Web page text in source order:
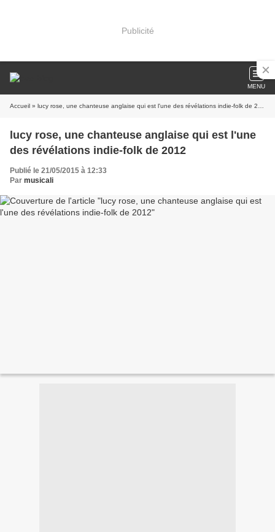
Publicité
MENU
Accueil » lucy rose, une chanteuse anglaise qui est l'une des révélations indie-folk de 2012
lucy rose, une chanteuse anglaise qui est l'une
des révélations indie-folk de 2012
Publié le 21/05/2015 à 12:33
Par musicali